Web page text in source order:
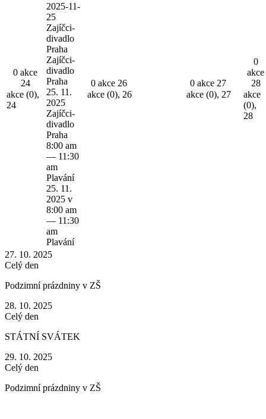
0 akce
24
akce (0),
24
2025-11-
25
Zajíčci-
divadlo
Praha
Zajíčci-
divadlo
Praha
25. 11.
2025
Zajíčci-
divadlo
Praha
8:00 am
— 11:30
am
Plavání
25. 11.
2025 v
8:00 am
— 11:30
am
Plavání
0 akce 26
akce (0), 26
0 akce 27
akce (0), 27
0
akce
28
akce
(0),
28
27. 10. 2025
Celý den
Podzimní prázdniny v ZŠ
28. 10. 2025
Celý den
STÁTNÍ SVÁTEK
29. 10. 2025
Celý den
Podzimní prázdniny v ZŠ